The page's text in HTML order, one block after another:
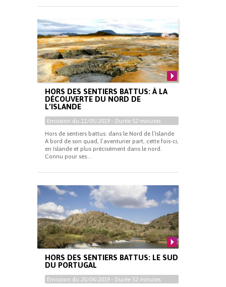
HORS DES SENTIERS BATTUS: À LA
DÉCOUVERTE DU NORD DE
L’ISLANDE
Emission du 11/05/2019 - Durée 52 minutes
Hors de sentiers battus: dans le Nord de l’Islande
A bord de son quad, l’aventurier part, cette fois-ci,
en Islande et plus précisément dans le nord.
Connu pour ses...
HORS DES SENTIERS BATTUS: LE SUD
DU PORTUGAL
Emission du 20/04/2019 - Durée 52 minutes